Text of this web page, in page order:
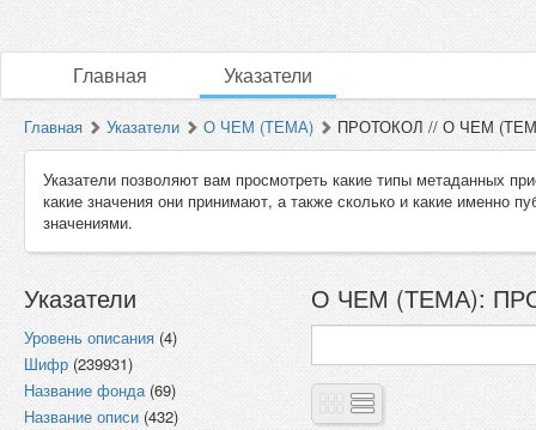
Главная Указатели
Главная Указатели О ЧЕМ (ТЕМА) ПРОТОКОЛ // О ЧЕМ
Указатели позволяют вам просмотреть какие типы метаданных
какие значения они принимают, а также сколько и какие именно
значениями.
Указатели
Уровень описания (4)
Шифр (239931)
Название фонда(69)
Название описи (432)
О ЧЕМ (ТЕМА):